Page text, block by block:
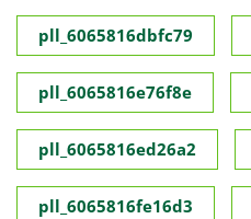
pll_6065816dbfc79
pll_6065816e76f8e
pll_6065816ed26a2
pll_6065816fe16d3